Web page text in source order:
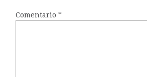
Comentario *